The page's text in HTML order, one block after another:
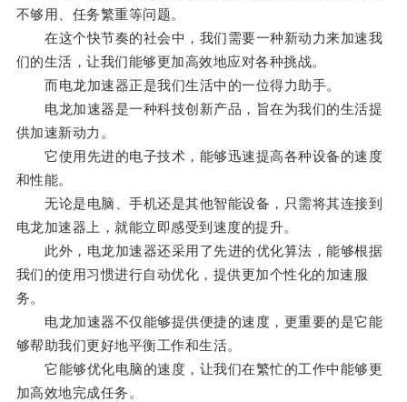
不够用、任务繁重等问题。
在这个快节奏的社会中，我们需要一种新动力来加速我
们的生活，让我们能够更加高效地应对各种挑战。
而电龙加速器正是我们生活中的一位得力助手。
电龙加速器是一种科技创新产品，旨在为我们的生活提
供加速新动力。
它使用先进的电子技术，能够迅速提高各种设备的速度
和性能。
无论是电脑、手机还是其他智能设备，只需将其连接到
电龙加速器上，就能立即感受到速度的提升。
此外，电龙加速器还采用了先进的优化算法，能够根据
我们的使用习惯进行自动优化，提供更加个性化的加速服
务。
电龙加速器不仅能够提供便捷的速度，更重要的是它能
够帮助我们更好地平衡工作和生活。
它能够优化电脑的速度，让我们在繁忙的工作中能够更
加高效地完成任务。